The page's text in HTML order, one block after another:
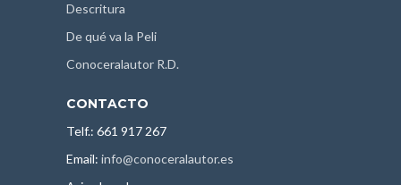
Descritura
De qué va la Peli
Conoceralautor R.D.
CONTACTO
Telf.: 661 917 267
Email: info@conoceralautor.es